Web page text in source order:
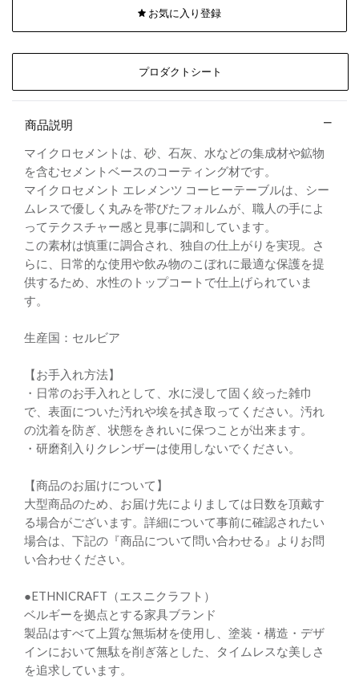
お気に入り登録
プロダクトシート
商品説明
マイクロセメントは、砂、石灰、水などの集成材や鉱物
を含むセメントベースのコーティング材です。
マイクロセメント エレメンツ コーヒーテーブルは、シー
ムレスで優しく丸みを帯びたフォルムが、職人の手によ
ってテクスチャー感と見事に調和しています。
この素材は慎重に調合され、独自の仕上がりを実現。さ
らに、日常的な使用や飲み物のこぼれに最適な保護を提
供するため、水性のトップコートで仕上げられていま
す。
生産国：セルビア
【お手入れ方法】
・日常のお手入れとして、水に浸して固く絞った雑巾
で、表面についた汚れや埃を拭き取ってください。汚れ
の沈着を防ぎ、状態をきれいに保つことが出来ます。
・研磨剤入りクレンザーは使用しないでください。
【商品のお届けについて】
大型商品のため、お届け先によりましては日数を頂戴す
る場合がございます。詳細について事前に確認されたい
場合は、下記の『商品について問い合わせる』よりお問
い合わせください。
●ETHNICRAFT（エスニクラフト）
ベルギーを拠点とする家具ブランド
製品はすべて上質な無垢材を使用し、塗装・構造・デザ
インにおいて無駄を削ぎ落とした、タイムレスな美しさ
を追求しています。